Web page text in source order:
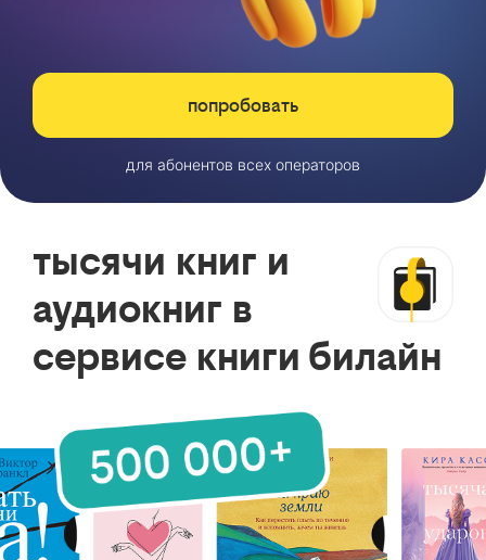
попробовать
для абонентов всех операторов
тысячи книг и
аудиокниг в
сервисе книги билайн